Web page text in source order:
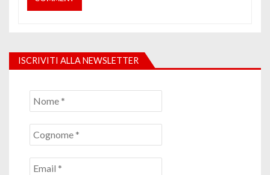
ISCRIVITI ALLA NEWSLETTER